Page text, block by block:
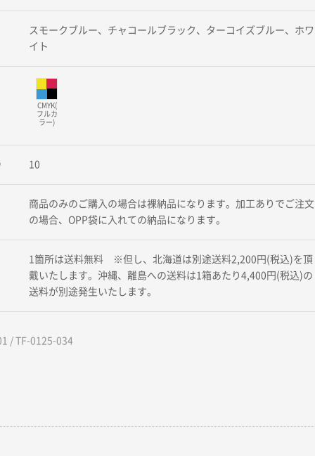
スモークブルー、チャコールブラック、ターコイズブルー、ホワ
イト
CMYK(
フルカ
ラー)
10
商品のみのご購入の場合は裸納品になります。加工ありでご注文
の場合、OPP袋に入れての納品になります。
1箇所は送料無料 ※但し、北海道は別途送料2,200円(税込)を頂
戴いたします。沖縄、離島への送料は1箱あたり4,400円(税込)の
送料が別途発生いたします。
/ TF-0125-034